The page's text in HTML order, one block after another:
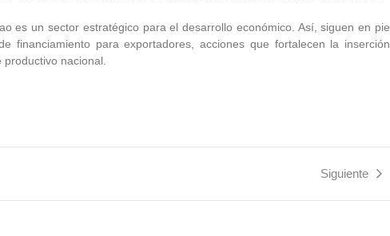
es un sector estratégico para el desarrollo económico. Así, siguen en pie
financiamiento para exportadores, acciones que fortalecen la inserción
nacional.
Siguiente